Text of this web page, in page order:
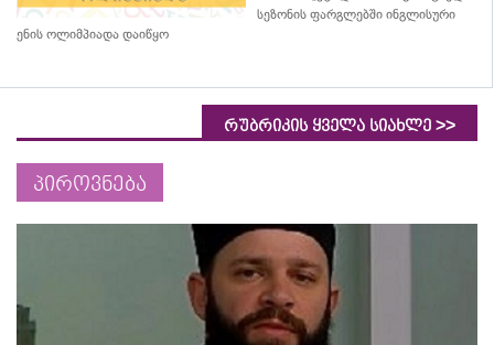
სეზონის ფარგლებში ინგლისური
ენის ოლიმპიადა დაიწყო
რუბრიკის ყველა სიახლე >>
პიროვნება